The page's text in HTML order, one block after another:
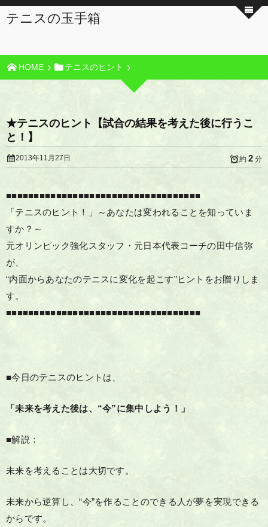
テニスの玉手箱
HOME テニスのヒント
★テニスのヒント【試合の結果を考えた後に行うこ
と！】
2013年11月27日 約 2 分
■■■■■■■■■■■■■■■■■■■■■■■■■■■■■■■■■■■
「テニスのヒント！」～あなたは変われることを知っていま
すか？～
元オリンピック強化スタッフ・元日本代表コーチの田中信弥
が、
“内面からあなたのテニスに変化を起こす”ヒントをお贈りしま
す。
■■■■■■■■■■■■■■■■■■■■■■■■■■■■■■■■■■■
■今日のテニスのヒントは、
「未来を考えた後は、“今”に集中しよう！」
■解説：
未来を考えることは大切です。
未来から逆算し、“今”を作ることのできる人が夢を実現できる
からです。